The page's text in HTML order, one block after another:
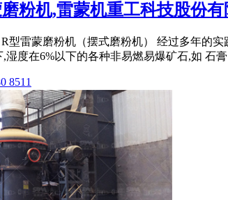
粉机,雷蒙机重工科技股份有
型雷蒙磨粉机（摆式磨粉机） 经过多年的
湿度在6%以下的各种非易燃易爆矿石,如 石
8511